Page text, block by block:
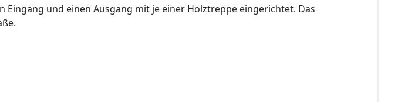
und einen Ausgang mit je einer Holztreppe eingerichtet. Das